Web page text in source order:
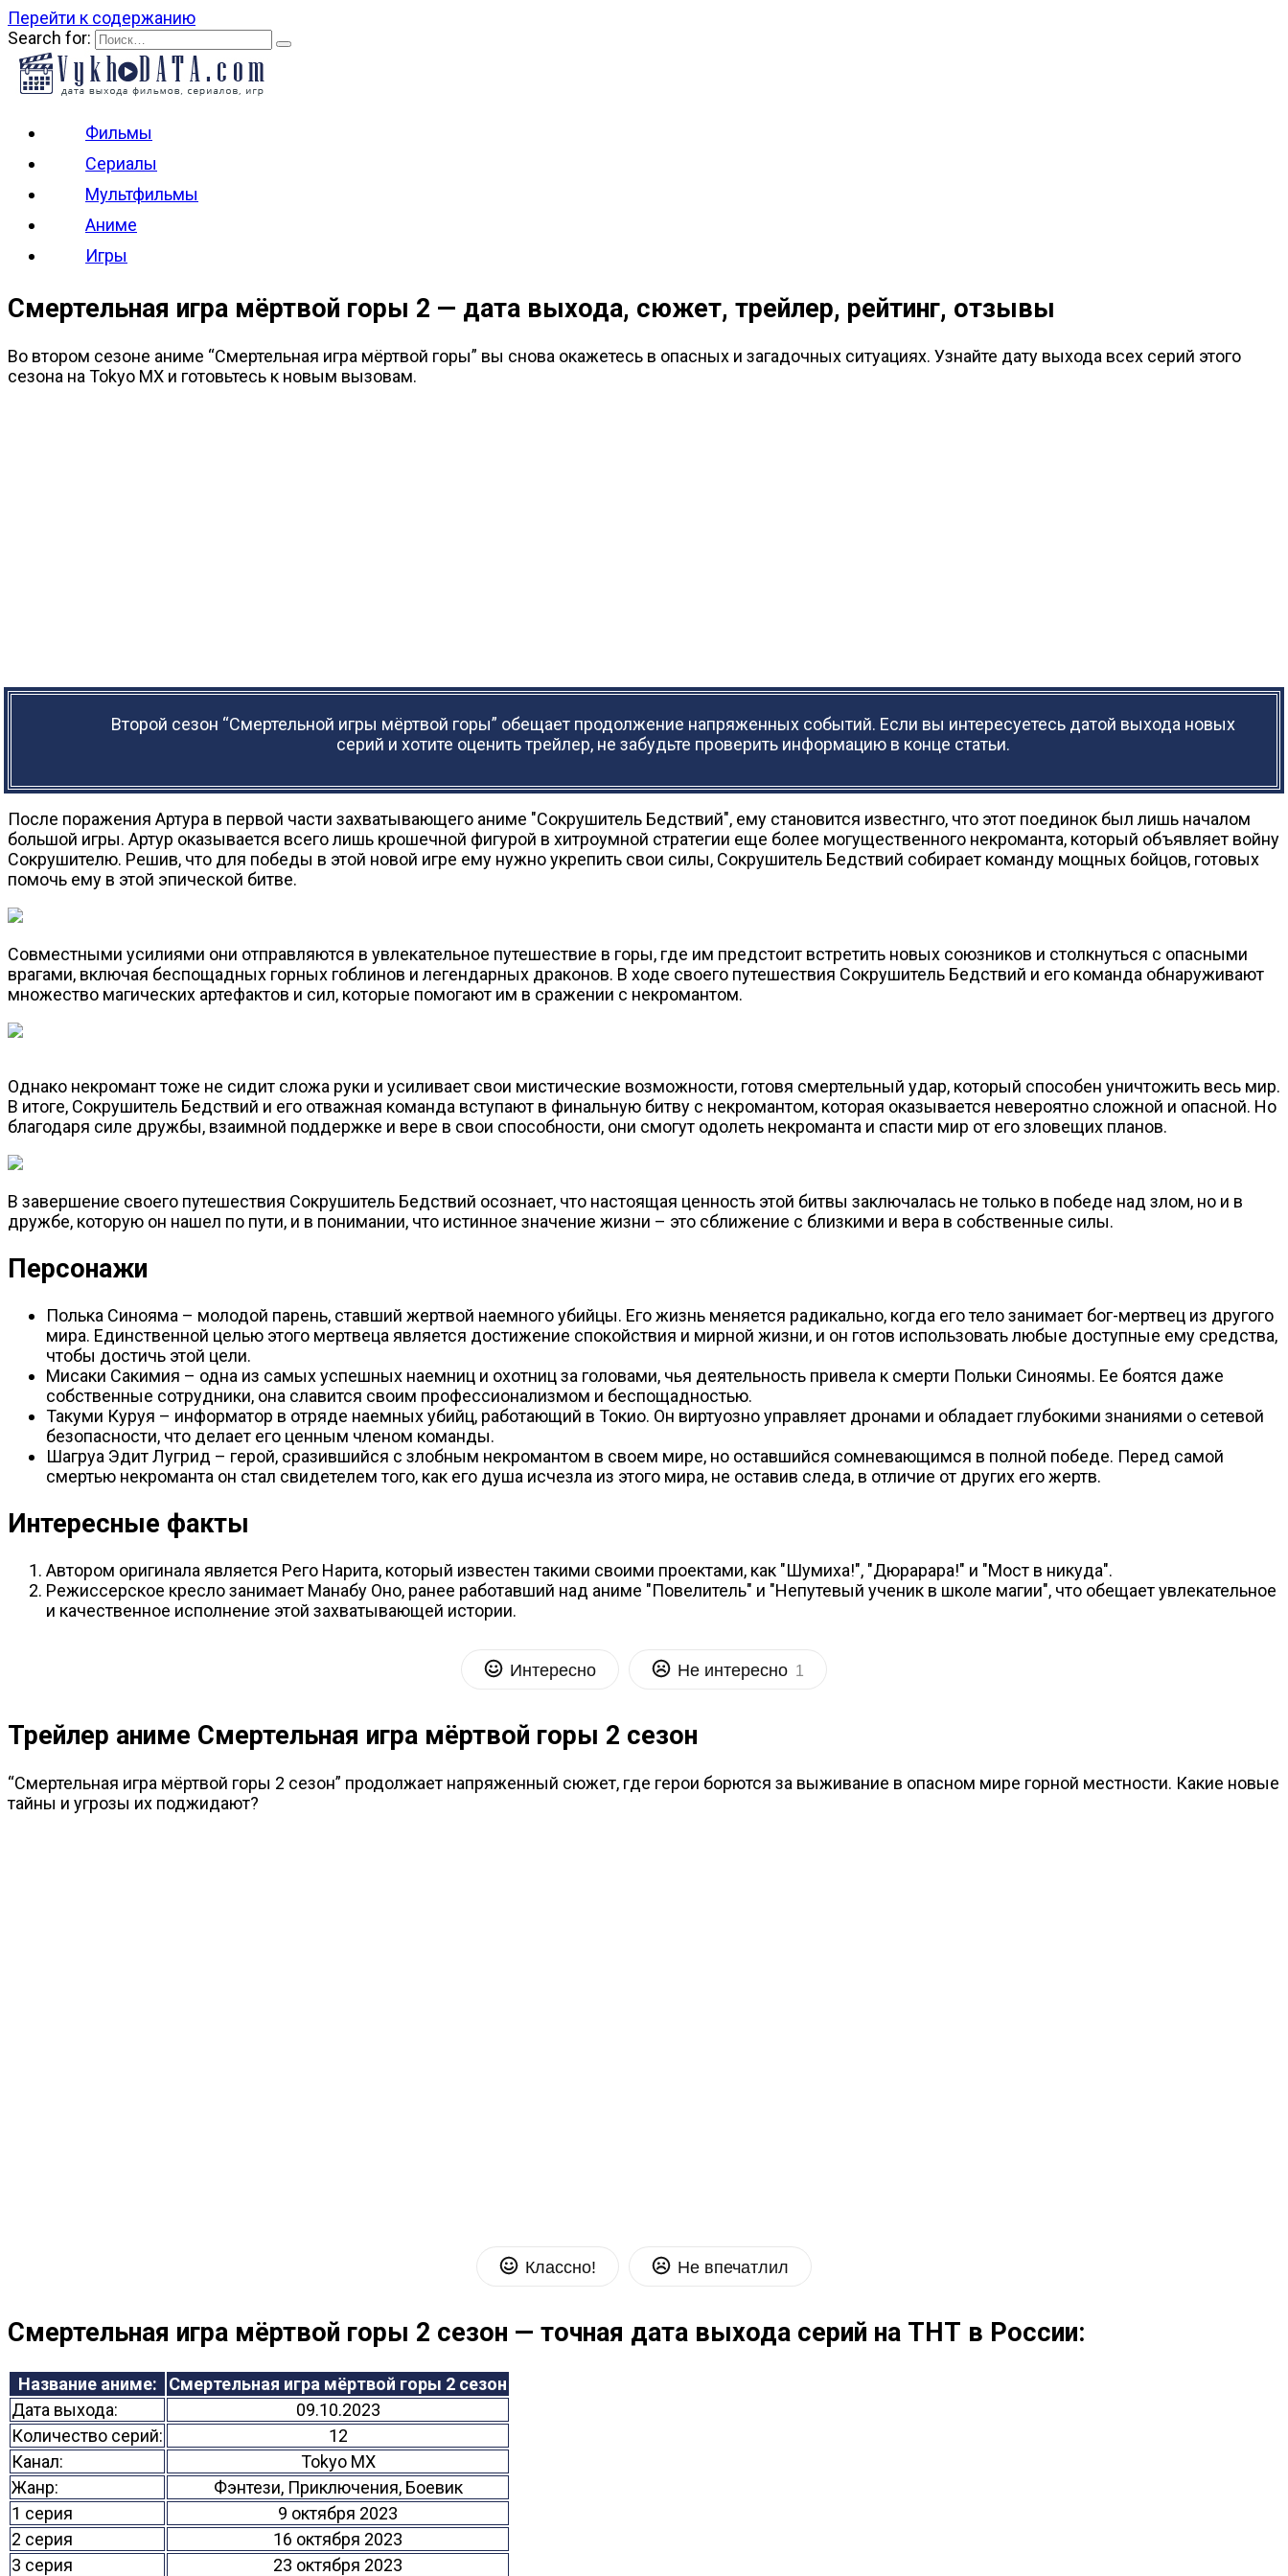
Перейти к содержанию
Search for:
Фильмы
Сериалы
Мультфильмы
Аниме
Игры
Смертельная игра мёртвой горы 2 — дата выхода, сюжет, трейлер, рейтинг, отзывы
Во втором сезоне аниме “Смертельная игра мёртвой горы” вы снова окажетесь в опасных и загадочных ситуациях. Узнайте дату выхода всех серий этого
сезона на Tokyo MX и готовьтесь к новым вызовам.
Второй сезон “Смертельной игры мёртвой горы” обещает продолжение напряженных событий. Если вы интересуетесь датой выхода новых
серий и хотите оценить трейлер, не забудьте проверить информацию в конце статьи.
После поражения Артура в первой части захватывающего аниме "Сокрушитель Бедствий", ему становится известнго, что этот поединок был лишь началом
большой игры. Артур оказывается всего лишь крошечной фигурой в хитроумной стратегии еще более могущественного некроманта, который объявляет войну
Сокрушителю. Решив, что для победы в этой новой игре ему нужно укрепить свои силы, Сокрушитель Бедствий собирает команду мощных бойцов, готовых
помочь ему в этой эпической битве.
Совместными усилиями они отправляются в увлекательное путешествие в горы, где им предстоит встретить новых союзников и столкнуться с опасными
врагами, включая беспощадных горных гоблинов и легендарных драконов. В ходе своего путешествия Сокрушитель Бедствий и его команда обнаруживают
множество магических артефактов и сил, которые помогают им в сражении с некромантом.
Однако некромант тоже не сидит сложа руки и усиливает свои мистические возможности, готовя смертельный удар, который способен уничтожить весь мир.
В итоге, Сокрушитель Бедствий и его отважная команда вступают в финальную битву с некромантом, которая оказывается невероятно сложной и опасной. Но
благодаря силе дружбы, взаимной поддержке и вере в свои способности, они смогут одолеть некроманта и спасти мир от его зловещих планов.
В завершение своего путешествия Сокрушитель Бедствий осознает, что настоящая ценность этой битвы заключалась не только в победе над злом, но и в
дружбе, которую он нашел по пути, и в понимании, что истинное значение жизни – это сближение с близкими и вера в собственные силы.
Персонажи
Полька Синояма – молодой парень, ставший жертвой наемного убийцы. Его жизнь меняется радикально, когда его тело занимает бог-мертвец из другого
мира. Единственной целью этого мертвеца является достижение спокойствия и мирной жизни, и он готов использовать любые доступные ему средства,
чтобы достичь этой цели.
Мисаки Сакимия – одна из самых успешных наемниц и охотниц за головами, чья деятельность привела к смерти Польки Синоямы. Ее боятся даже
собственные сотрудники, она славится своим профессионализмом и беспощадностью.
Такуми Куруя – информатор в отряде наемных убийц, работающий в Токио. Он виртуозно управляет дронами и обладает глубокими знаниями о сетевой
безопасности, что делает его ценным членом команды.
Шагруа Эдит Лугрид – герой, сразившийся с злобным некромантом в своем мире, но оставшийся сомневающимся в полной победе. Перед самой
смертью некроманта он стал свидетелем того, как его душа исчезла из этого мира, не оставив следа, в отличие от других его жертв.
Интересные факты
Автором оригинала является Рего Нарита, который известен такими своими проектами, как "Шумиха!", "Дюрарара!" и "Мост в никуда".
Режиссерское кресло занимает Манабу Оно, ранее работавший над аниме "Повелитель" и "Непутевый ученик в школе магии", что обещает увлекательное
и качественное исполнение этой захватывающей истории.
Интересно Не интересно 1
Трейлер аниме Смертельная игра мёртвой горы 2 сезон
“Смертельная игра мёртвой горы 2 сезон” продолжает напряженный сюжет, где герои борются за выживание в опасном мире горной местности. Какие новые
тайны и угрозы их поджидают?
Классно! Не впечатлил
Смертельная игра мёртвой горы 2 сезон — точная дата выхода серий на ТНТ в России:
Название аниме:
Смертельная игра мёртвой горы 2 сезон
Дата выхода:
09.10.2023
Количество серий:
12
Канал:
Tokyo MX
Жанр:
Фэнтези, Приключения, Боевик
1 серия
9 октября 2023
2 серия
16 октября 2023
3 серия
23 октября 2023